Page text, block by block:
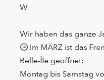
W
Wir haben das ganze
🕒 Im MÄRZ ist das
Belle-Île geöffnet:
Montag bis Samstag